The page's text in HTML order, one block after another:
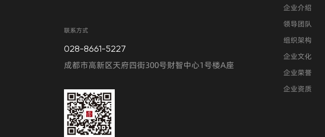
联系方式
028-8661-5227
成都市高新区天府四街300号财智中心1号楼A座
企业介绍
领导团队
组织架构
企业文化
企业荣誉
企业资质